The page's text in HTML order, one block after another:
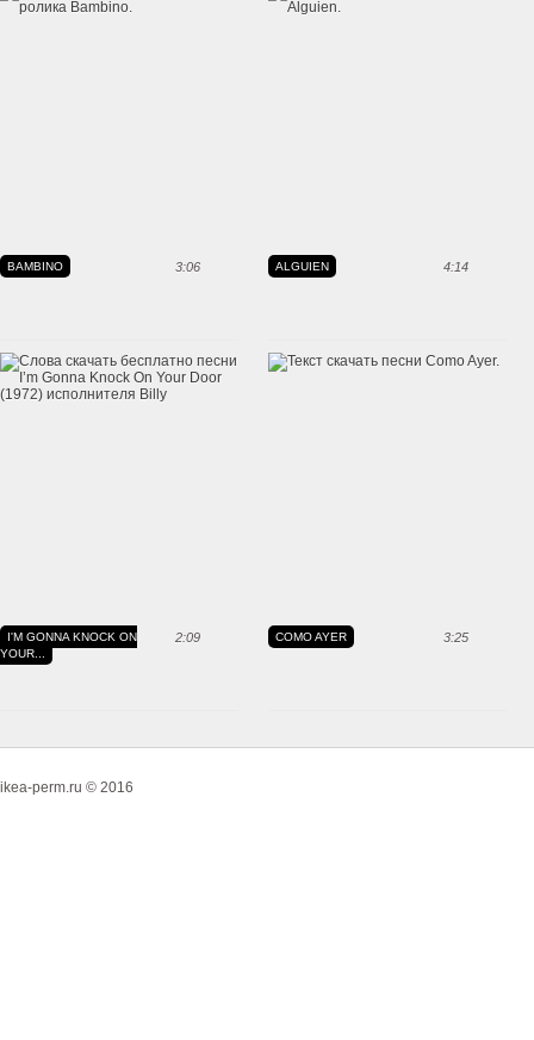
3:06
BAMBINO 4:14
ALGUIEN
2:09
I'M GONNA KNOCK ON
YOUR...
3:25
COMO AYER
ikea-perm.ru © 2016